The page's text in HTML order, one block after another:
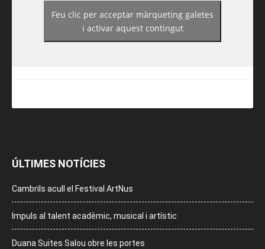
https://www.facebook.com/guiadereus/
Feu clic per acceptar màrqueting galetes
i activar aquest contingut
ÚLTIMES NOTÍCIES
Cambrils acull el Festival ArtNus
Impuls al talent acadèmic, musical i artístic
Duana Suites Salou obre les portes